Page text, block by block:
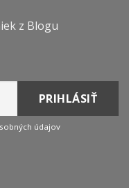
z Blogu
údajov